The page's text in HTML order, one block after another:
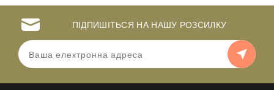
ПІДПИШІТЬСЯ НА НАШУ РОЗСИЛКУ